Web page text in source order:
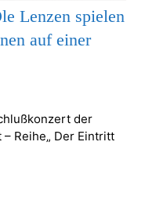
Lenzen spielen
auf einer
der
Reihe„ Der Eintritt